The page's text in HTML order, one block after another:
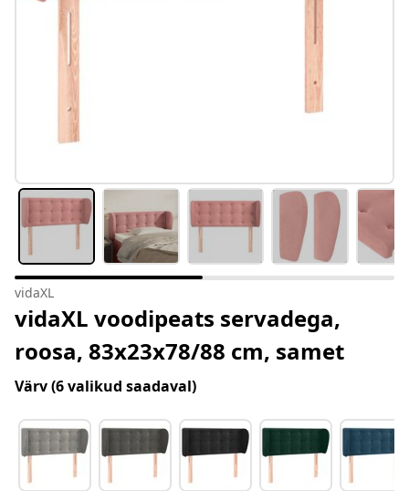
vidaXL
vidaXL voodipeats servadega,
roosa, 83x23x78/88 cm, samet
Värv(6 valikud saadaval)